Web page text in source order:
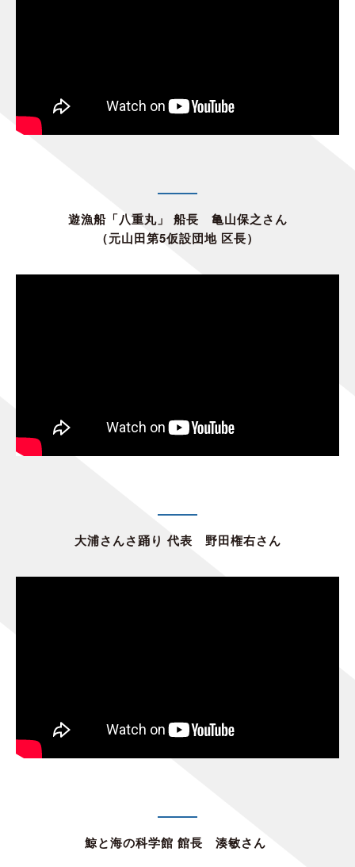
遊漁船「八重丸」 船長 亀山保之さん
（元山田第5仮設団地 区長）
大浦さんさ踊り 代表 野田権右さん
鯨と海の科学館 館長 湊敏さん